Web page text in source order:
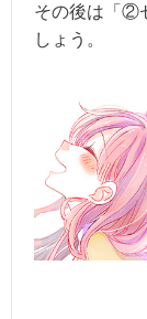
その後は「②
しょう。